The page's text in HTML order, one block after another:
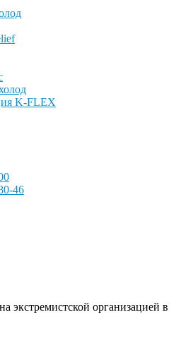
K-FLEX
46
экстремистской организацией в